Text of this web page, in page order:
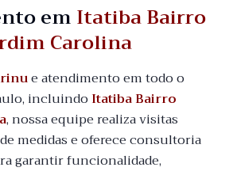
emItatiba Bairro
Carolina
e atendimento em todo o
incluindo Itatiba Bairro
, nossa equipe realiza visitas
medidas e oferece consultoria
garantir funcionalidade,